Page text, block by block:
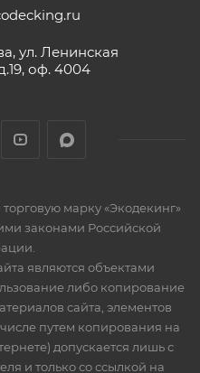
ул. Ленинская
оф. 4004
марку «Экодекинг»
законами Российской
являются объектами
либо копирование
сайта, элементов
путем копирования на
допускается лишь с
и только со ссылкой на